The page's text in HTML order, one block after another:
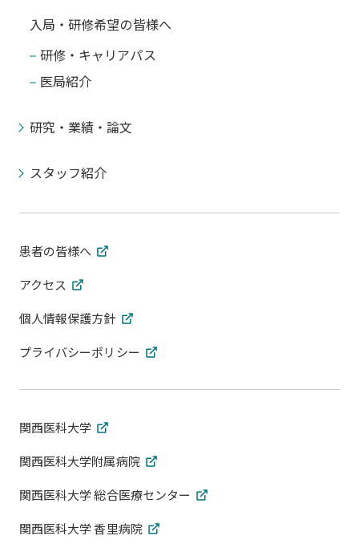
入局・研修希望の皆様へ
研修・キャリアパス
医局紹介
研究・業績・論文
スタッフ紹介
患者の皆様へ
アクセス
個人情報保護方針
プライバシーポリシー
関西医科大学
関西医科大学附属病院
関西医科大学 総合医療センター
関西医科大学 香里病院